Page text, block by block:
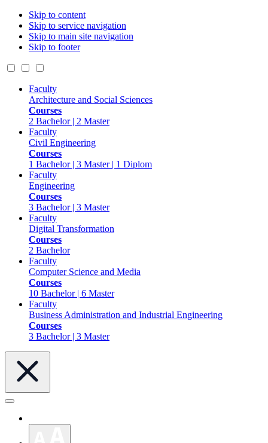
Skip to content
Skip to service navigation
Skip to main site navigation
Skip to footer
Faculty
Architecture and Social Sciences
Courses
2 Bachelor | 2 Master
Faculty
Civil Engineering
Courses
1 Bachelor | 3 Master | 1 Diplom
Faculty
Engineering
Courses
3 Bachelor | 3 Master
Faculty
Digital Transformation
Courses
2 Bachelor
Faculty
Computer Science and Media
Courses
10 Bachelor | 6 Master
Faculty
Business Administration and Industrial Engineering
Courses
3 Bachelor | 3 Master